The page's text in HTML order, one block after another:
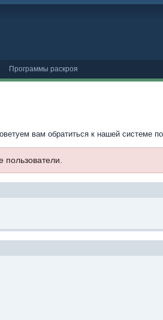
Программы раскроя
вам обратиться к нашей системе
пользователи.